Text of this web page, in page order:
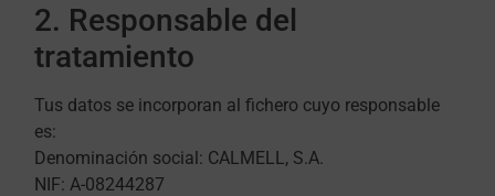
2. Responsable del
tratamiento
Tus datos se incorporan al fichero cuyo responsable
es:
Denominación social: CALMELL, S.A.
NIF: A-08244287